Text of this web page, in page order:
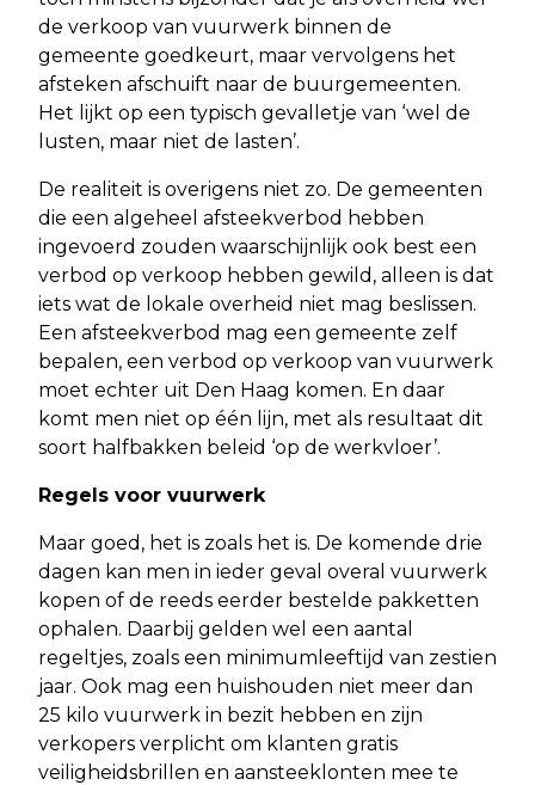
de verkoop van vuurwerk binnen de
gemeente goedkeurt, maar vervolgens het
afsteken afschuift naar de buurgemeenten.
Het lijkt op een typisch gevalletje van ‘wel de
lusten, maar niet de lasten’.
De realiteit is overigens niet zo. De gemeenten
die een algeheel afsteekverbod hebben
ingevoerd zouden waarschijnlijk ook best een
verbod op verkoop hebben gewild, alleen is dat
iets wat de lokale overheid niet mag beslissen.
Een afsteekverbod mag een gemeente zelf
bepalen, een verbod op verkoop van vuurwerk
moet echter uit Den Haag komen. En daar
komt men niet op één lijn, met als resultaat dit
soort halfbakken beleid ‘op de werkvloer’.
Regels voor vuurwerk
Maar goed, het is zoals het is. De komende drie
dagen kan men in ieder geval overal vuurwerk
kopen of de reeds eerder bestelde pakketten
ophalen. Daarbij gelden wel een aantal
regeltjes, zoals een minimumleeftijd van zestien
jaar. Ook mag een huishouden niet meer dan
25 kilo vuurwerk in bezit hebben en zijn
verkopers verplicht om klanten gratis
veiligheidsbrillen en aansteeklonten mee te